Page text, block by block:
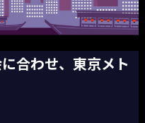
合わせ、東京メト